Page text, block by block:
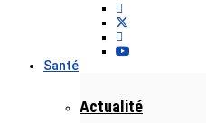
Santé
Actualité